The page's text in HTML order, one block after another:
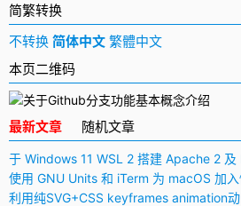
简繁转换
不转换 简体中文 繁體中文
本页二维码
最新文章 随机文章
于 Windows 11 WSL 2 搭建 Apache 2 及
使用 GNU Units 和 iTerm 为 macOS 加
利用纯SVG+CSS keyframes animation